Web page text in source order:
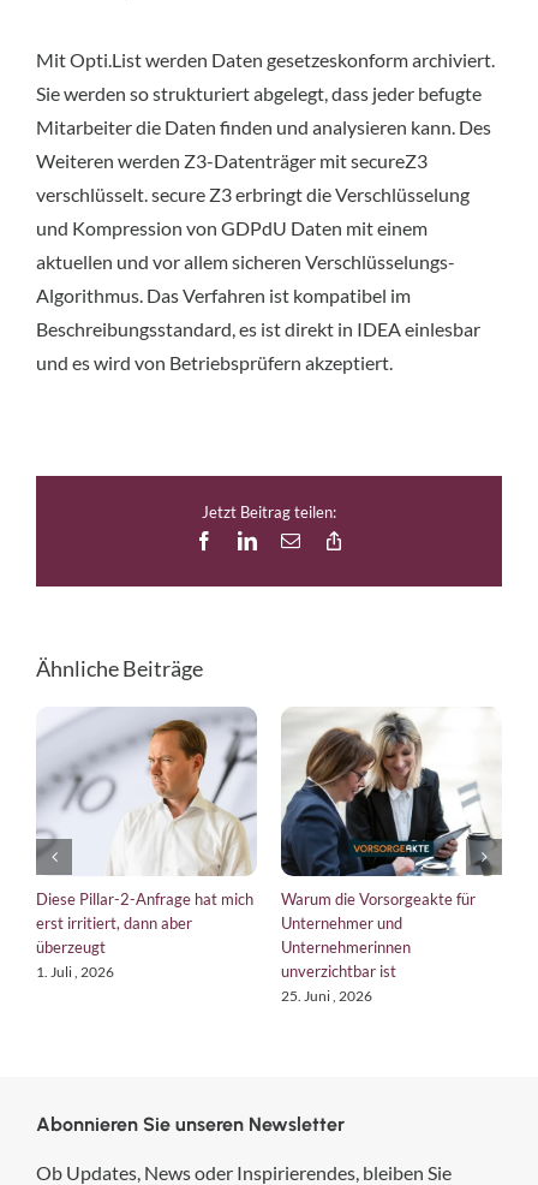
Mit Opti.List werden Daten gesetzeskonform archiviert.
Sie werden so strukturiert abgelegt, dass jeder befugte
Mitarbeiter die Daten finden und analysieren kann. Des
Weiteren werden Z3-Datenträger mit secureZ3
verschlüsselt. secure Z3 erbringt die Verschlüsselung
und Kompression von GDPdU Daten mit einem
aktuellen und vor allem sicheren Verschlüsselungs-
Algorithmus. Das Verfahren ist kompatibel im
Beschreibungsstandard, es ist direkt in IDEA einlesbar
und es wird von Betriebsprüfern akzeptiert.
Jetzt Beitrag teilen:
FacebookLinkedIn
E-
Ähnliche Beiträge
Pillar-2-Anfrage hat mich
dann aber
2026
Warum die Vorsorgeakte für
Unternehmer und
Unternehmerinnen
unverzichtbar ist
25. Juni , 2026
EU-
Abonnieren Sie unseren Newsletter
Ob Updates, News oder Inspirierendes, bleiben Sie